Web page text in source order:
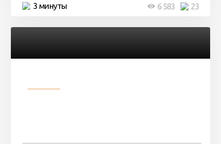
3 минуты 23
6 583